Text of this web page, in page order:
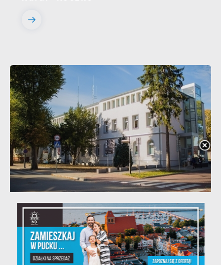
20 - 08 - 2026
Teatralne lato - Zdrowo i
kolorowo